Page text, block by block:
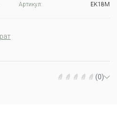
Артикул: EK18M
(0)